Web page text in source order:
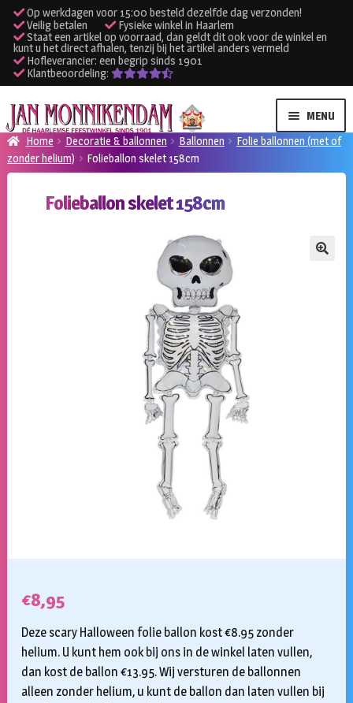
Op werkdagen voor 15:00 besteld dezelfde dag verzonden!
Veilig betalen
Fysieke winkel in Haarlem
Staat een artikel op voorraad, dan geldt dit ook voor de winkel en
kunt u het direct afhalen, tenzij bij het artikel anders vermeld
Hofleverancier: een begrip sinds 1901
Klantbeoordeling:
Ga
door
naar
navigatie
Ga
naar
de
inhoud
MENU
Verhuur kleding
Verhuur apparatuur
Home Decoratie & ballonnen Ballonnen
Folie ballonnen (met of
zonder helium)
Folieballon skelet 158cm
Folieballon skelet 158cm
€8,95
Deze scary Halloween folie ballon kost €8.95 zonder
helium. U kunt hem ook bij ons in de winkel laten vullen,
dan kost de ballon €13.95. Wij versturen de ballonnen
alleen zonder helium, u kunt de ballon dan laten vullen bij